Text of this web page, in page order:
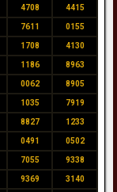
4708 4415
7611 0155
1708 4130
1186 8963
0062 8905
1035 7919
8827 1233
0491 0502
7055 9338
9369 3140